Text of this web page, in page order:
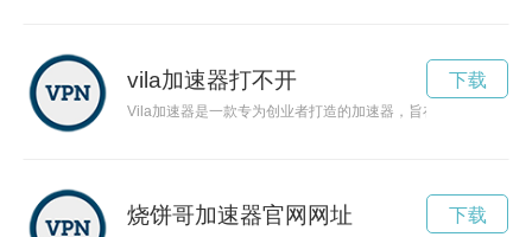
vila加速器打不开
Vila加速器是一款专为创业者打造的加速器，旨在为创业者提
下载
烧饼哥加速器官网网址 下载